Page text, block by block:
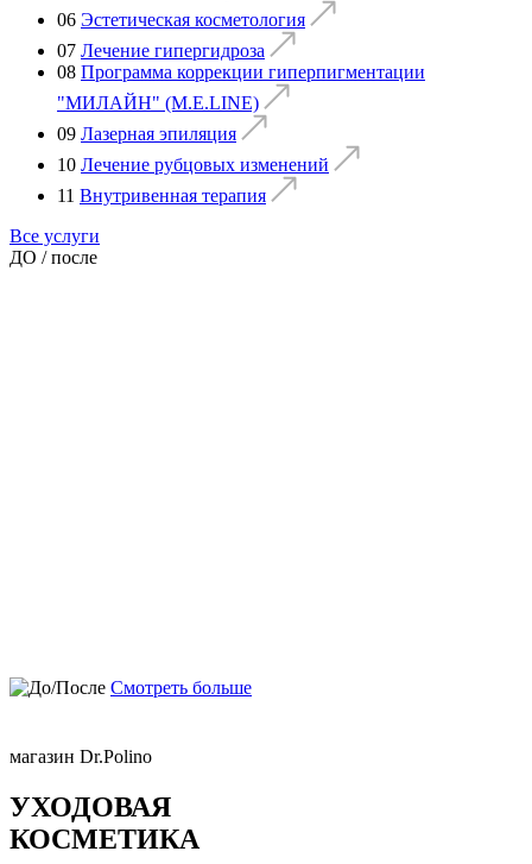
06 Эстетическая косметология
07 Лечение гипергидроза
08 Программа коррекции гиперпигментации
"МИЛАЙН" (M.E.LINE)
09 Лазерная эпиляция
10 Лечение рубцовых изменений
11 Внутривенная терапия
Все услуги
ДО / после
Смотреть больше
магазин Dr.Polino
УХОДОВАЯ
КОСМЕТИКА